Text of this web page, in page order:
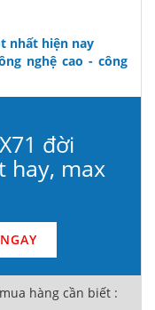
nhất hiện nay
nghệ cao - công
đời
hay, max
hàng cần biết :